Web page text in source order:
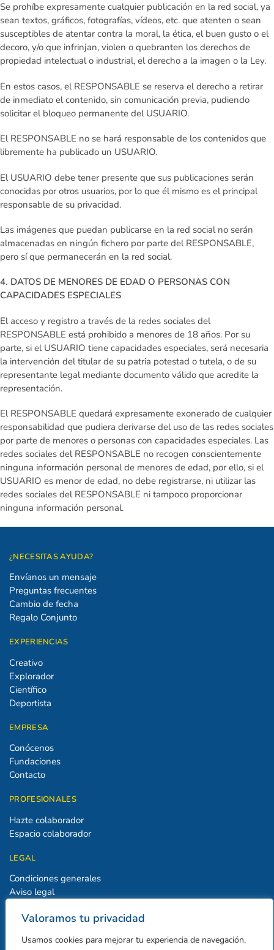
Valoramos tu privacidad
Usamos cookies para mejorar tu experiencia de navegación,
Se prohíbe expresamente cualquier publicación en la red social, ya
sean textos, gráficos, fotografías, vídeos, etc. que atenten o sean
susceptibles de atentar contra la moral, la ética, el buen gusto o el
decoro, y/o que infrinjan, violen o quebranten los derechos de
propiedad intelectual o industrial, el derecho a la imagen o la Ley.
En estos casos, el RESPONSABLE se reserva el derecho a retirar
de inmediato el contenido, sin comunicación previa, pudiendo
solicitar el bloqueo permanente del USUARIO.
El RESPONSABLE no se hará responsable de los contenidos que
libremente ha publicado un USUARIO.
El USUARIO debe tener presente que sus publicaciones serán
conocidas por otros usuarios, por lo que él mismo es el principal
responsable de su privacidad.
Las imágenes que puedan publicarse en la red social no serán
almacenadas en ningún fichero por parte del RESPONSABLE,
pero sí que permanecerán en la red social.
4. DATOS DE MENORES DE EDAD O PERSONAS CON
CAPACIDADES ESPECIALES
El acceso y registro a través de la redes sociales del
RESPONSABLE está prohibido a menores de 18 años. Por su
parte, si el USUARIO tiene capacidades especiales, será necesaria
la intervención del titular de su patria potestad o tutela, o de su
representante legal mediante documento válido que acredite la
representación.
El RESPONSABLE quedará expresamente exonerado de cualquier
responsabilidad que pudiera derivarse del uso de las redes sociales
por parte de menores o personas con capacidades especiales. Las
redes sociales del RESPONSABLE no recogen conscientemente
ninguna información personal de menores de edad, por ello, si el
USUARIO es menor de edad, no debe registrarse, ni utilizar las
redes sociales del RESPONSABLE ni tampoco proporcionar
ninguna información personal.
¿NECESITAS AYUDA?
Envíanos un mensaje
Preguntas frecuentes
Cambio de fecha
Regalo Conjunto
EXPERIENCIAS
Creativo
Explorador
Científico
Deportista
EMPRESA
Conócenos
Fundaciones
Contacto
PROFESIONALES
Hazte colaborador
Espacio colaborador
LEGAL
Condiciones generales
Aviso legal
Política de cookies